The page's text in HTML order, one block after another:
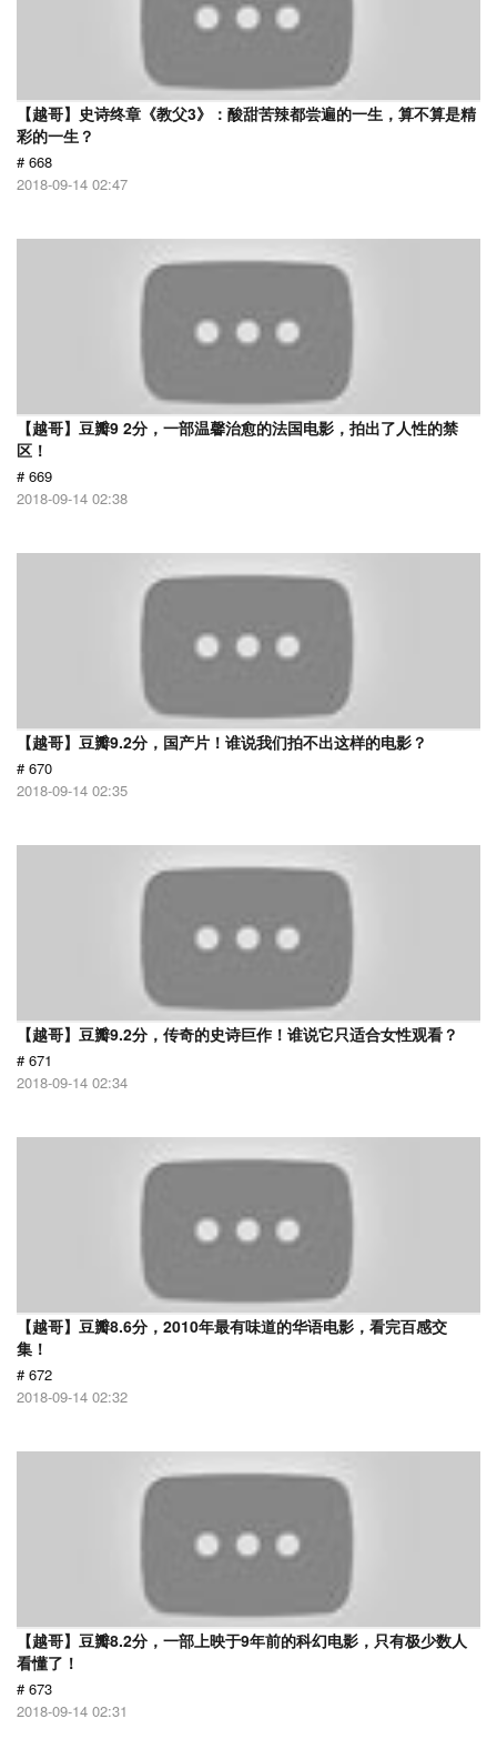
【越哥】史诗终章《教父3》：酸甜苦辣都尝遍的一生，算不算是精
彩的一生？
# 668
2018-09-14 02:47
【越哥】豆瓣9 2分，一部温馨治愈的法国电影，拍出了人性的禁
区！
# 669
2018-09-14 02:38
【越哥】豆瓣9.2分，国产片！谁说我们拍不出这样的电影？
# 670
2018-09-14 02:35
【越哥】豆瓣9.2分，传奇的史诗巨作！谁说它只适合女性观看？
# 671
2018-09-14 02:34
【越哥】豆瓣8.6分，2010年最有味道的华语电影，看完百感交
集！
# 672
2018-09-14 02:32
【越哥】豆瓣8.2分，一部上映于9年前的科幻电影，只有极少数人
看懂了！
# 673
2018-09-14 02:31